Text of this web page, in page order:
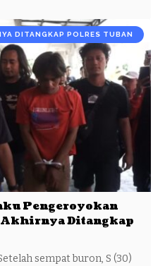
DITANGKAP POLRES TUBAN
Pengeroyokan
Ditangkap
sempat buron, S (30)